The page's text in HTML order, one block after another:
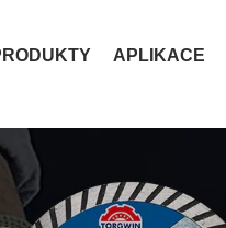
APLIKACE